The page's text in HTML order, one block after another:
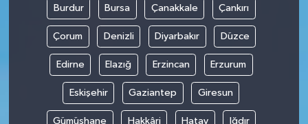
Burdur Bursa Çanakkale Çankırı
Çorum Denizli Diyarbakır Düzce
Edirne Elazığ Erzincan Erzurum
Eskişehir Gaziantep Giresun
Gümüşhane Hakkâri Hatay Iğdır